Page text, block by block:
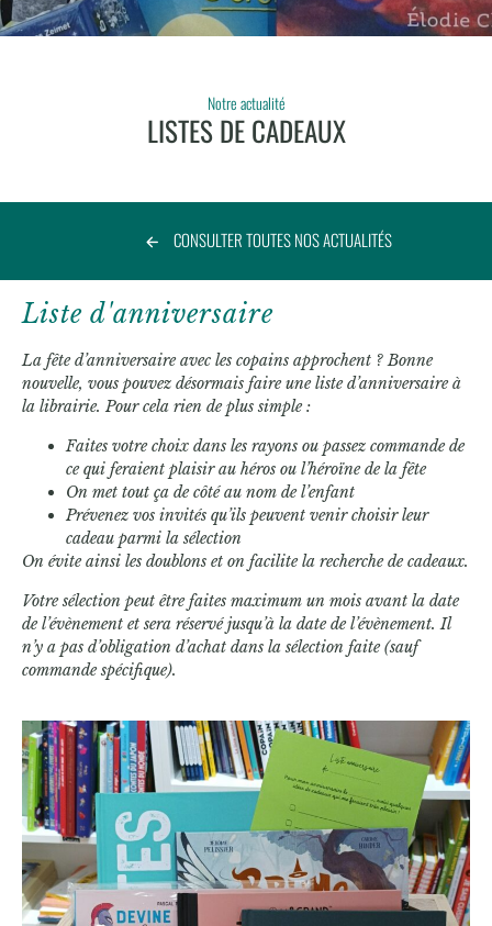
Notre actualité
LISTES DE CADEAUX
CONSULTER TOUTES NOS ACTUALITÉS
Liste d'anniversaire
La fête d’anniversaire avec les copains approchent ? Bonne
nouvelle, vous pouvez désormais faire une liste d’anniversaire à
la librairie. Pour cela rien de plus simple :
Faites votre choix dans les rayons ou passez commande de
ce qui feraient plaisir au héros ou l’héroïne de la fête
On met tout ça de côté au nom de l’enfant
Prévenez vos invités qu’ils peuvent venir choisir leur
cadeau parmi la sélection
On évite ainsi les doublons et on facilite la recherche de cadeaux.
Votre sélection peut être faites maximum un mois avant la date
de l’évènement et sera réservé jusqu’à la date de l’évènement. Il
n’y a pas d’obligation d’achat dans la sélection faite (sauf
commande spécifique).